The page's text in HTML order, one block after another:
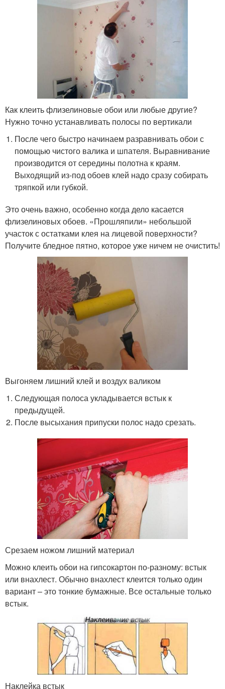
Как клеить флизелиновые обои или любые другие?
Нужно точно устанавливать полосы по вертикали
После чего быстро начинаем разравнивать обои с
помощью чистого валика и шпателя. Выравнивание
производится от середины полотна к краям.
Выходящий из-под обоев клей надо сразу собирать
тряпкой или губкой.
Это очень важно, особенно когда дело касается
флизелиновых обоев. «Прошляпили» небольшой
участок с остатками клея на лицевой поверхности?
Получите бледное пятно, которое уже ничем не очистить!
Выгоняем лишний клей и воздух валиком
Следующая полоса укладывается встык к
предыдущей.
После высыхания припуски полос надо срезать.
Срезаем ножом лишний материал
Можно клеить обои на гипсокартон по-разному: встык
или внахлест. Обычно внахлест клеится только один
вариант – это тонкие бумажные. Все остальные только
встык.
Наклейка встык